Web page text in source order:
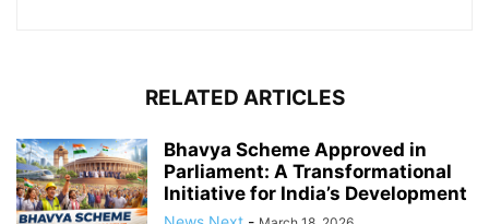
RELATED ARTICLES
Bhavya Scheme Approved in
Parliament: A Transformational
Initiative for India’s Development